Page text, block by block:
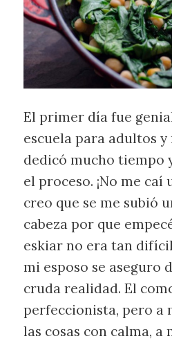
El primer día fue
escuela para adultos
dedicó mucho tiempo
el proceso. ¡No me caí
creo que se me subió
cabeza por que
eskiar no era tan
mi esposo se aseguro
cruda realidad. El
perfeccionista, pero a
las cosas con calma, a